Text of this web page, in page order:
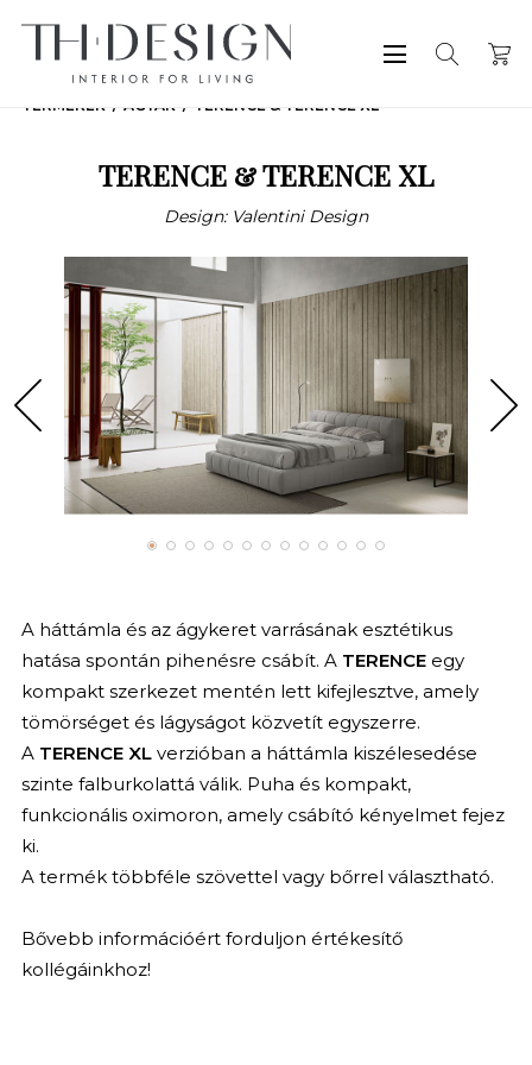
TERMÉKEK ÁGYAK TERENCE & TERENCE XL
TERENCE & TERENCE XL
Design: Valentini Design
A háttámla és az ágykeret varrásának esztétikus
hatása spontán pihenésre csábít. A TERENCEegy
kompakt szerkezet mentén lett kifejlesztve, amely
tömörséget és lágyságot közvetít egyszerre.
ATERENCE XL verzióban a háttámla kiszélesedése
szinte falburkolattá válik. Puha és kompakt,
funkcionális oximoron, amely csábító kényelmet fejez
ki.
A termék többféle szövettel vagy bőrrel választható.
Bővebb információért forduljon értékesítő
kollégáinkhoz!